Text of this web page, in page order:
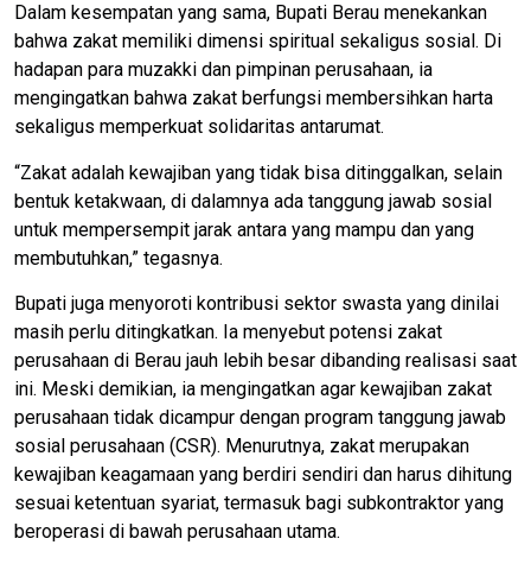
Dalam kesempatan yang sama, Bupati Berau menekankan
bahwa zakat memiliki dimensi spiritual sekaligus sosial. Di
hadapan para muzakki dan pimpinan perusahaan, ia
mengingatkan bahwa zakat berfungsi membersihkan harta
sekaligus memperkuat solidaritas antarumat.
“Zakat adalah kewajiban yang tidak bisa ditinggalkan, selain
bentuk ketakwaan, di dalamnya ada tanggung jawab sosial
untuk mempersempit jarak antara yang mampu dan yang
membutuhkan,” tegasnya.
Bupati juga menyoroti kontribusi sektor swasta yang dinilai
masih perlu ditingkatkan. Ia menyebut potensi zakat
perusahaan di Berau jauh lebih besar dibanding realisasi saat
ini. Meski demikian, ia mengingatkan agar kewajiban zakat
perusahaan tidak dicampur dengan program tanggung jawab
sosial perusahaan (CSR). Menurutnya, zakat merupakan
kewajiban keagamaan yang berdiri sendiri dan harus dihitung
sesuai ketentuan syariat, termasuk bagi subkontraktor yang
beroperasi di bawah perusahaan utama.